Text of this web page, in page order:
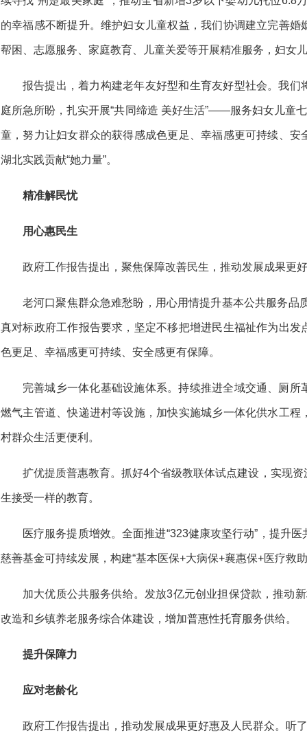
的幸福感不断提升。维护妇女儿童权益，我们协调建立完善
帮困、志愿服务、家庭教育、儿童关爱等开展精准服务，妇女
报告提出，着力构建老年友好型和生育友好型社会。我
庭所急所盼，扎实开展“共同缔造 美好生活”——服务妇女儿童
童，努力让妇女群众的获得感成色更足、幸福感更可持续、
湖北实践贡献“她力量”。
精准解民忧
用心惠民生
政府工作报告提出，聚焦保障改善民生，推动发展成果更
老河口聚焦群众急难愁盼，用心用情提升基本公共服务品
真对标政府工作报告要求，坚定不移把增进民生福祉作为出
色更足、幸福感更可持续、安全感更有保障。
完善城乡一体化基础设施体系。持续推进全域交通、厕
燃气主管道、快递进村等设施，加快实施城乡一体化供水工
村群众生活更便利。
扩优提质普惠教育。抓好4个省级教联体试点建设，实现
生接受一样的教育。
医疗服务提质增效。全面推进“323健康攻坚行动”，提升
慈善基金可持续发展，构建“基本医保+大病保+襄惠保+医疗救
加大优质公共服务供给。发放3亿元创业担保贷款，推动
改造和乡镇养老服务综合体建设，增加普惠性托育服务供给。
提升保障力
应对老龄化
政府工作报告提出，推动发展成果更好惠及人民群众。听